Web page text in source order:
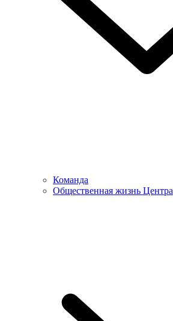
Команда
Общественная жизнь Центра